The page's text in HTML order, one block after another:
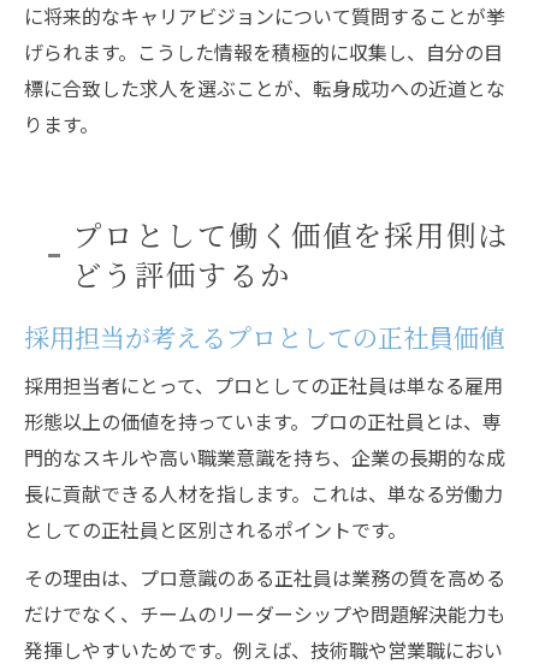
に将来的なキャリアビジョンについて質問することが挙
げられます。こうした情報を積極的に収集し、自分の目
標に合致した求人を選ぶことが、転身成功への近道とな
ります。
プロとして働く価値を採用側は
どう評価するか
採用担当が考えるプロとしての正社員価値
採用担当者にとって、プロとしての正社員は単なる雇用
形態以上の価値を持っています。プロの正社員とは、専
門的なスキルや高い職業意識を持ち、企業の長期的な成
長に貢献できる人材を指します。これは、単なる労働力
としての正社員と区別されるポイントです。
その理由は、プロ意識のある正社員は業務の質を高める
だけでなく、チームのリーダーシップや問題解決能力も
発揮しやすいためです。例えば、技術職や営業職におい